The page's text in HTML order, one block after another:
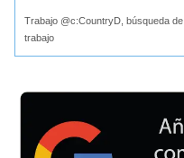
Trabajo @c:CountryD, búsqueda de
trabajo